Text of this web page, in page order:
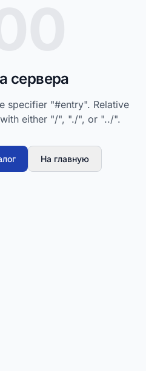
сервера
specifier "#entry". Relative
either "/", "./", or "../".
На главную